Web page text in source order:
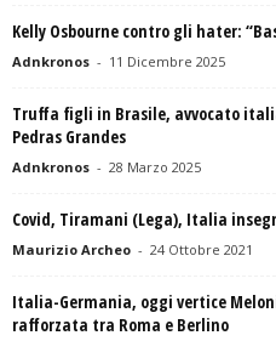
Kelly Osbourne contro gli hater:
Adnkronos - 11 Dicembre 2025
Truffa figli in Brasile, avvocato
Pedras Grandes
Adnkronos - 28 Marzo 2025
Covid, Tiramani (Lega), Italia
Maurizio Archeo - 24 Ottobre 2021
Italia-Germania, oggi vertice
rafforzata tra Roma e Berlino